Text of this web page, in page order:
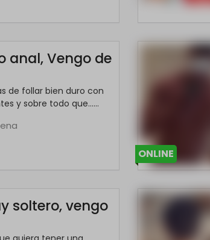
anal, Vengo de
de follar bien duro con
y sobre todo que......
ONLINE
soltero, vengo